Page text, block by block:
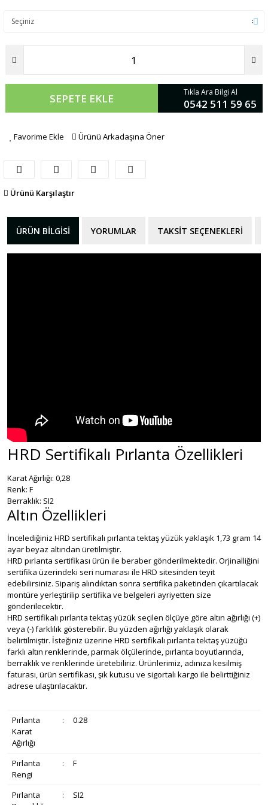
SEPETE EKLE Tıkla Ara Bilgi Al
0542 511 59 65
Favorime Ekle Ürünü Arkadaşına Öner
Ürünü Karşılaştır
ÜRÜN BILGISI YORUMLAR TAKSIT SEÇENEKLERI
HRD Sertifikalı Pırlanta Özellikleri
Karat Ağırlığı: 0,28
Renk: F
Berraklık: SI2
Altın Özellikleri
İncelediğiniz HRD sertifikalı pırlanta tektaş yüzük yaklaşık 1,73 gram 14
ayar beyaz altından üretilmiştir.
HRD pırlanta sertifikası ürün ile beraber gönderilmektedir. Orjinalliğini
sertifika üzerindeki seri numarası ile HRD sitesinden teyit
edebilirsiniz. Sipariş alındıktan sonra sertifika paketinden çıkartılacak
montüre yerleştirilip sertifika ve belgeleri ayriyetten size
gönderilecektir.
HRD sertifikalı pırlanta tektaş yüzük seçilen ölçüye göre altın ağırlığı (+)
veya (-) farklılık gösterebilir. Bu yüzden ağırlığı yaklaşık olarak
belirtilmiştir. İsteğiniz üzerine HRD sertifikalı pırlanta tektaş yüzüğü
farklı altın renklerinde, parmak ölçülerinde, pırlanta boyutlarında,
berraklık ve renklerinde üretebiliriz. Ürünlerimiz, adınıza kesilmiş
faturası, ürün sertifikası, şık kutusu ve sigortalı kargo ile belirttiğiniz
adrese ulaştırılacaktır.
Pırlanta
Karat
Ağırlığı
: 0.28
Pırlanta
Rengi
: F
Pırlanta
: SI2